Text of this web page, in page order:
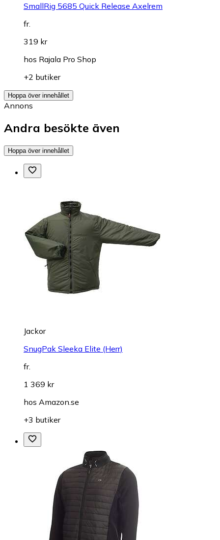
SmallRig 5685 Quick Release Axelrem
fr.
319 kr
hos Rajala Pro Shop
+2 butiker
Hoppa över innehållet
Annons
Andra besökte även
Hoppa över innehållet
Jackor
SnugPak Sleeka Elite (Herr)
fr.
1 369 kr
hos Amazon.se
+3 butiker